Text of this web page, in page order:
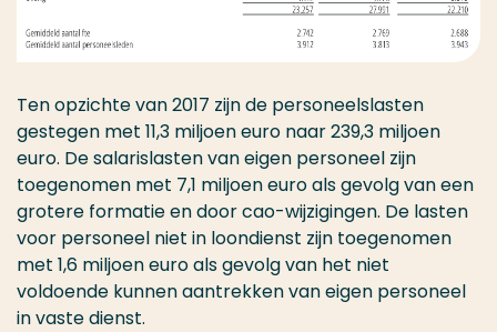
Ten opzichte van 2017 zijn de personeelslasten
gestegen met 11,3 miljoen euro naar 239,3 miljoen
euro. De salarislasten van eigen personeel zijn
toegenomen met 7,1 miljoen euro als gevolg van een
grotere formatie en door cao-wijzigingen. De lasten
voor personeel niet in loondienst zijn toegenomen
met 1,6 miljoen euro als gevolg van het niet
voldoende kunnen aantrekken van eigen personeel
in vaste dienst.